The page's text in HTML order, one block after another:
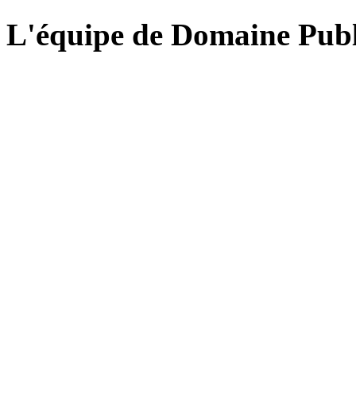
L'équipe de Domaine